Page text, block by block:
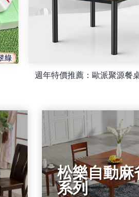
松樂自動麻
系列